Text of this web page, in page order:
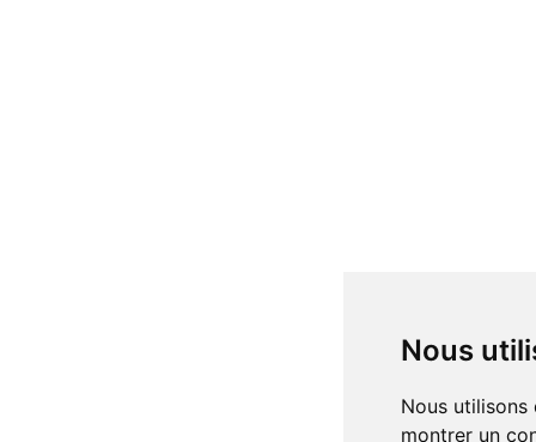
Nous
Nous utilisons des cookies et d'autres technologies de suivi pour améliorer votre expérience de navigation sur notre site, pour vous
montrer un